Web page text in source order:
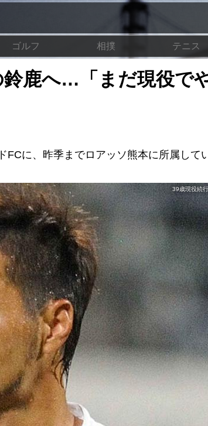
ゴルフ 相撲 テニス
鹿へ…「まだ現役で
に、昨季までロアッソ熊本に所属して
39歳現役続